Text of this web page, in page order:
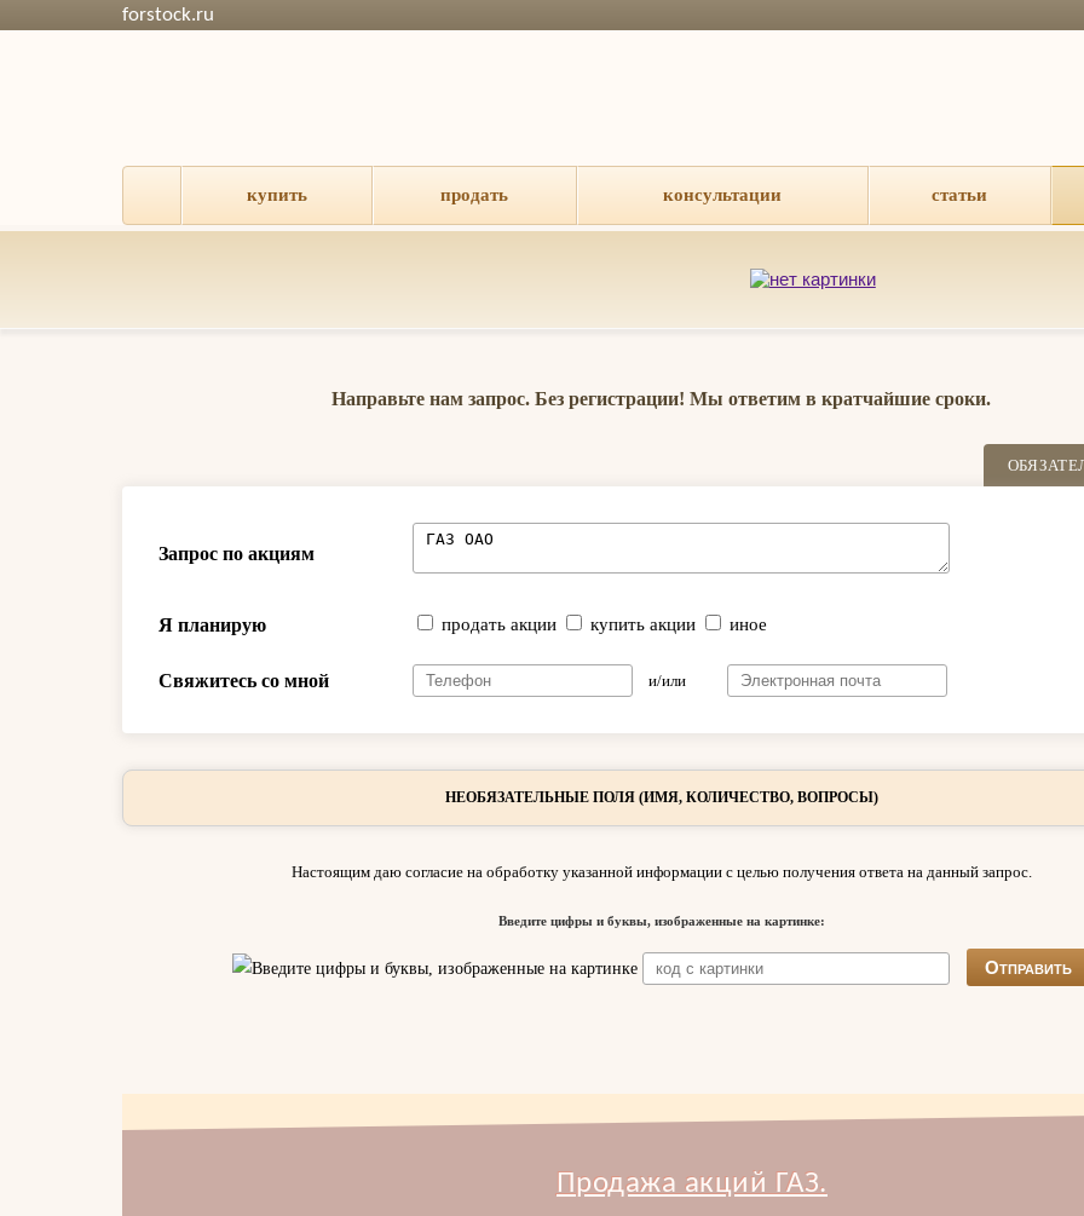
forstock.ru
купить продать консультации статьи
Направьте нам запрос. Без регистрации! Мы ответим в кратчайшие сроки.
Запрос по акциям
Я планирую продать акции купить акции иное
Свяжитесь со мной и/или
НЕОБЯЗАТЕЛЬНЫЕ ПОЛЯ (ИМЯ, КОЛИЧЕСТВО, ВОПРОСЫ)
Настоящим даю согласие на обработку указанной информации с целью получения ответа на данный запрос.
Введите цифры и буквы, изображенные на картинке:
Продажа акций ГАЗ.